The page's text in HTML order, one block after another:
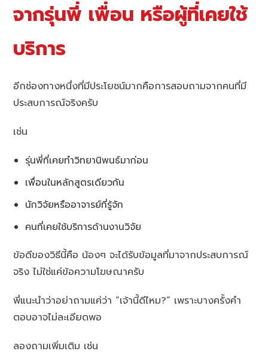
จากรุ่นพี่ เพื่อน หรือผู้ที่เคยใช้
บริการ
อีกช่องทางหนึ่งที่มีประโยชน์มากคือการสอบถามจากคนที่มี
ประสบการณ์จริงครับ
เช่น
รุ่นพี่ที่เคยทำวิทยานิพนธ์มาก่อน
เพื่อนในหลักสูตรเดียวกัน
นักวิจัยหรืออาจารย์ที่รู้จัก
คนที่เคยใช้บริการด้านงานวิจัย
ข้อดีของวิธีนี้คือ น้องๆ จะได้รับข้อมูลที่มาจากประสบการณ์
จริง ไม่ใช่แค่ข้อความโฆษณาครับ
พี่แนะนำว่าอย่าถามแค่ว่า “เจ้านี้ดีไหม?” เพราะบางครั้งคำ
ตอบอาจไม่ละเอียดพอ
ลองถามเพิ่มเติม เช่น